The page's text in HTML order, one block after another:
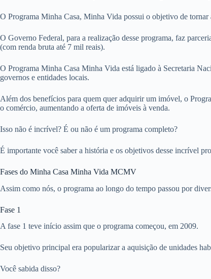
O Programa Minha Casa, Minha Vida possui o objetivo de
O Governo Federal, para a realização desse programa, faz
(com renda bruta até 7 mil reais).
O Programa Minha Casa Minha Vida está ligado à Secretaria
governos e entidades locais.
Além dos benefícios para quem quer adquirir um imóvel, o
o comércio, aumentando a oferta de imóveis à venda.
Isso não é incrível? É ou não é um programa completo?
É importante você saber a história e os objetivos desse incrível
Fases do Minha Casa Minha Vida MCMV
Assim como nós, o programa ao longo do tempo passou por
Fase 1
A fase 1 teve início assim que o programa começou, em 2009.
Seu objetivo principal era popularizar a aquisição de unidades
Você sabida disso?